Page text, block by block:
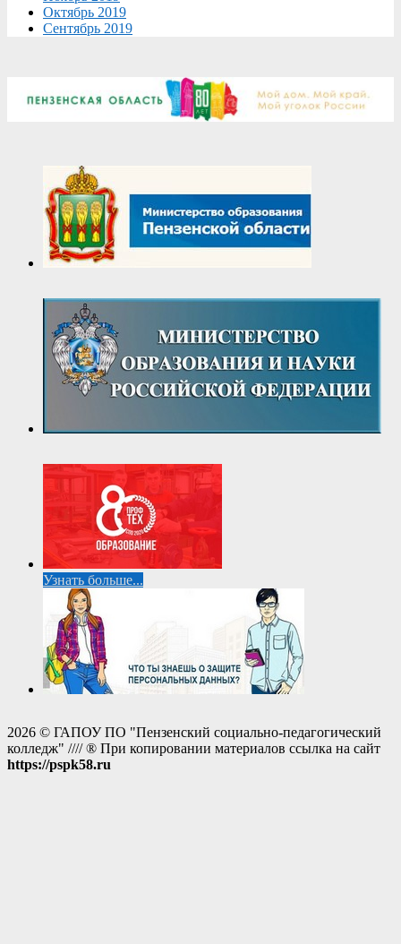
Октябрь 2019
Сентябрь 2019
Узнать больше...
2026 © ГАПОУ ПО "Пензенский социально-педагогический
колледж" //// ® При копировании материалов ссылка на сайт
https://pspk58.ru